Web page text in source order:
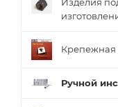
Крепежная
Ручной